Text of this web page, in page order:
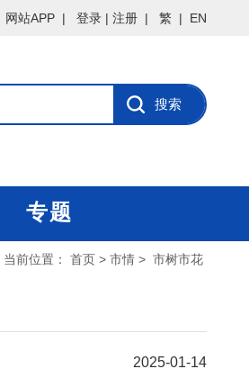
网站APP | 登录 | 注册 | 繁 | EN
专题
当前位置： 首页 > 市情 > 市树市花
2025-01-14